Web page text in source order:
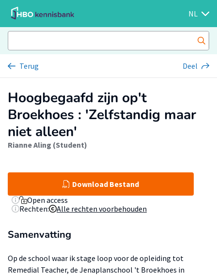
NL
Terug Deel
Hoogbegaafd zijn op't
Broekhoes : 'Zelfstandig maar
niet alleen'
Rianne Aling (Student)
Download Bestand
Open access
Rechten:
Alle rechten voorbehouden
Samenvatting
Op de school waar ik stage loop voor de opleiding tot
Remedial Teacher, de Jenaplanschool 't Broekhoes in